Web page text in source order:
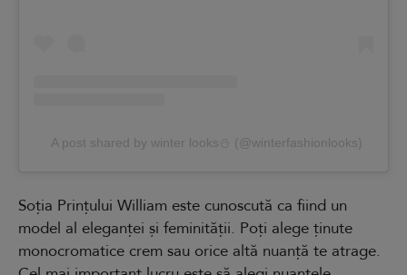
A post shared by winter looks⛄️ (@winterfashionlooks)
Soția Prințului William este cunoscută ca fiind un
model al eleganței și feminității. Poți alege ținute
monocromatice crem sau orice altă nuanță te atrage.